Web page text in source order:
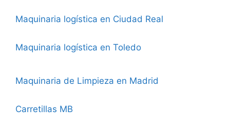
Maquinaria logística en Ciudad Real
Maquinaria logística en Toledo
Maquinaria de Limpieza en Madrid
Carretillas MB